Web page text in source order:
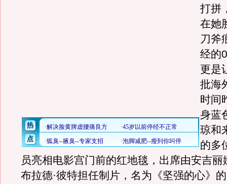
打拼
在她
刀斧
经的
更是
批海
时间
身蓝
琼和
的多
员亮相电影宫门前的红地毯，出席由安吉丽
布拉德·彼特担任制片，名为《坚强的心》